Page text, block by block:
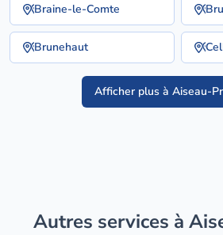
Braine-le-Comte
Brunehaut
Afficher plus à Aiseau-
Autres services à